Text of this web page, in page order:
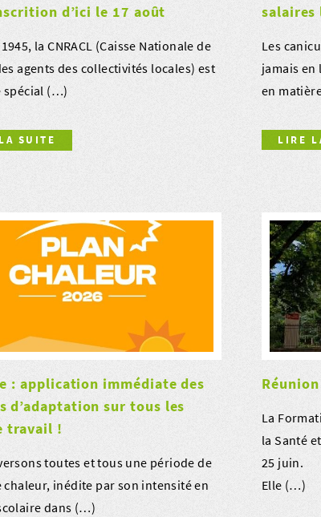
d’ici le 17 août
la CNRACL (Caisse Nationale de
agents des collectivités locales) est
spécial (…)
SUITE
salaires
Les
jamais en
en
LIRE
: application immédiate des
d’adaptation sur tous les
travail !
toutes et tous une période de
inédite par son intensité en
dans (…)
La
la Santé
25 juin.
Elle (…)